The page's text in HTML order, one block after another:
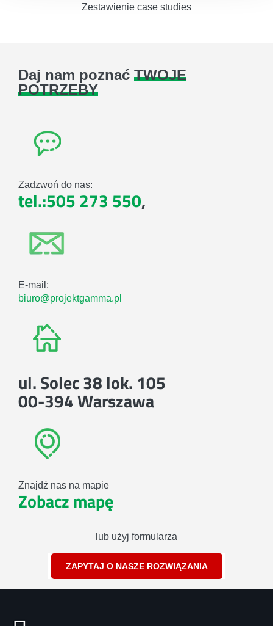
Zestawienie case studies
Daj nam poznać TWOJE
POTRZEBY
Zadzwoń do nas:
tel.:505 273 550,
E-mail:
biuro@projektgamma.pl
ul. Solec 38 lok. 105
00-394 Warszawa
Znajdź nas na mapie
Zobacz mapę
lub użyj formularza
ZAPYTAJ O NASZE ROZWIĄZANIA